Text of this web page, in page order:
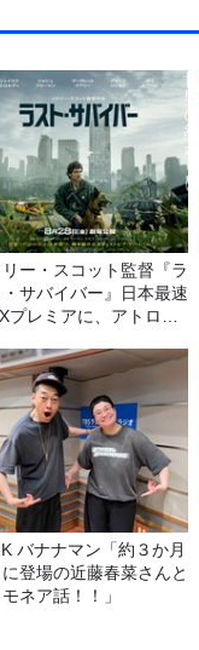
リー・スコット監督『ラ
サバイバー』日本最速
プレミアに、アトロク
３か月
登場の近藤春菜さんと
ネア話！！」